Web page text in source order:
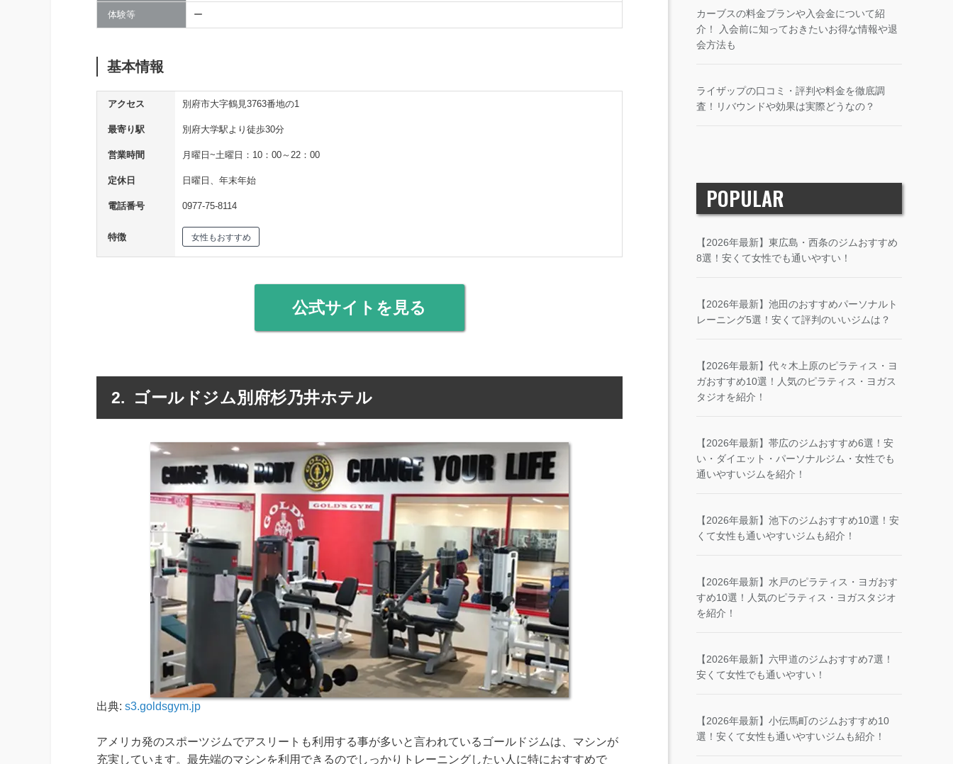
体験等 ー
基本情報
アクセス 別府市大字鶴見3763番地の1
最寄り駅 別府大学駅より徒歩30分
営業時間 月曜日~土曜日：10：00～22：00
定休日 日曜日、年末年始
電話番号 0977-75-8114
特徴 女性もおすすめ
公式サイトを見る
ゴールドジム別府杉乃井ホテル
出典: s3.goldsgym.jp
アメリカ発のスポーツジムでアスリートも利用する事が多いと言われているゴールドジムは、マシンが
充実しています。最先端のマシンを利用できるのでしっかりトレーニングしたい人に特におすすめで
カーブスの料金プランや入会金について紹
介！ 入会前に知っておきたいお得な情報や退
会方法も
ライザップの口コミ・評判や料金を徹底調
査！リバウンドや効果は実際どうなの？
POPULAR
【2026年最新】東広島・西条のジムおすすめ
8選！安くて女性でも通いやすい！
【2026年最新】池田のおすすめパーソナルト
レーニング5選！安くて評判のいいジムは？
【2026年最新】代々木上原のピラティス・ヨ
ガおすすめ10選！人気のピラティス・ヨガス
タジオを紹介！
【2026年最新】帯広のジムおすすめ6選！安
い・ダイエット・パーソナルジム・女性でも
通いやすいジムを紹介！
【2026年最新】池下のジムおすすめ10選！安
くて女性も通いやすいジムも紹介！
【2026年最新】水戸のピラティス・ヨガおす
すめ10選！人気のピラティス・ヨガスタジオ
を紹介！
【2026年最新】六甲道のジムおすすめ7選！
安くて女性でも通いやすい！
【2026年最新】小伝馬町のジムおすすめ10
選！安くて女性も通いやすいジムも紹介！